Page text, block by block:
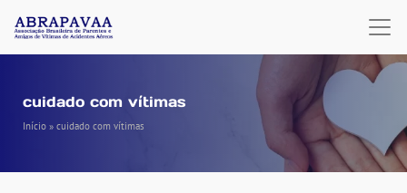
cuidado com vítimas
Início » cuidado com vítimas